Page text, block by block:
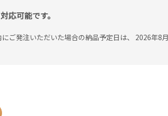
応可能です。
にご発注いただいた場合の納品予定日は、 2026年8